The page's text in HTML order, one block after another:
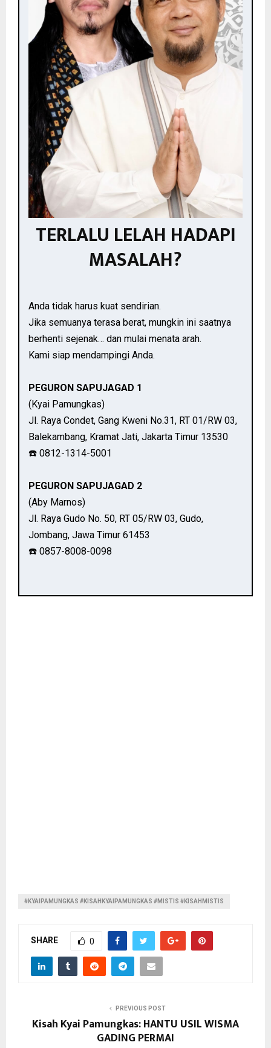
TERLALU LELAH HADAPI
MASALAH?
Anda tidak harus kuat sendirian.
Jika semuanya terasa berat, mungkin ini saatnya
berhenti sejenak… dan mulai menata arah.
Kami siap mendampingi Anda.
PEGURON SAPUJAGAD 1
(Kyai Pamungkas)
Jl. Raya Condet, Gang Kweni No.31, RT 01/RW 03,
Balekambang, Kramat Jati, Jakarta Timur 13530
☎️ 0812-1314-5001
PEGURON SAPUJAGAD 2
(Aby Marnos)
Jl. Raya Gudo No. 50, RT 05/RW 03, Gudo,
Jombang, Jawa Timur 61453
☎️ 0857-8008-0098
#KYAIPAMUNGKAS #KISAHKYAIPAMUNGKAS #MISTIS #KISAHMISTIS
SHARE 0
PREVIOUS POST
Kisah Kyai Pamungkas: HANTU USIL WISMA
GADING PERMAI